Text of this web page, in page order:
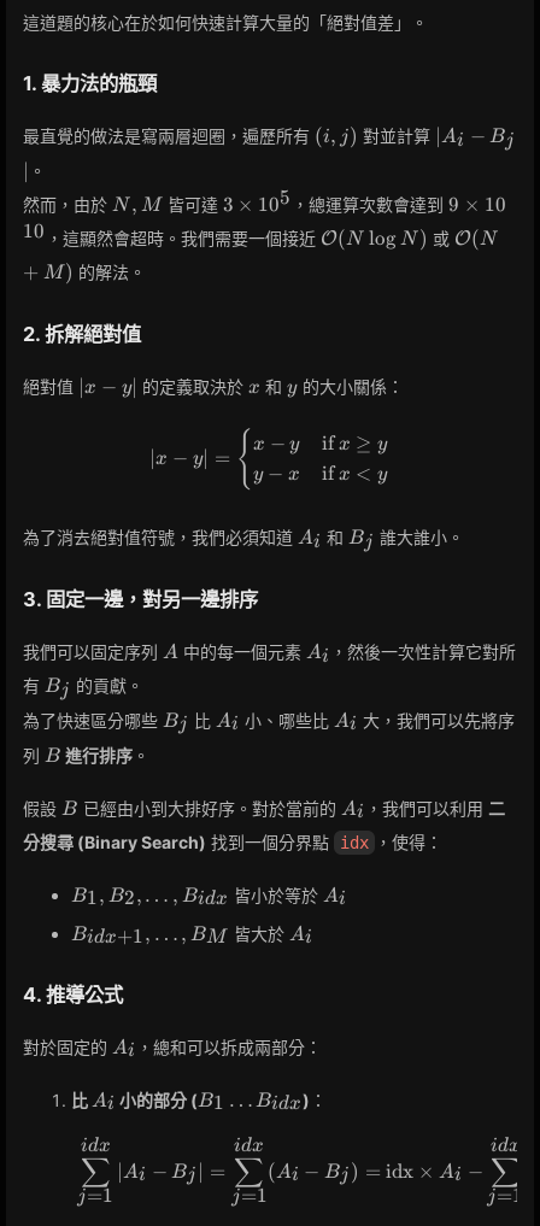
這道題的核心在於如何快速計算大量的「絕對值差」。
1. 暴力法的瓶頸
最直覺的做法是寫兩層迴圈，遍歷所有 (i,
(i, j) 對並計算 |A_i
Ai − Bj
。
然而，由於 N,
M
N , M皆可達 3
\times
10^5
3 × 105 ，總運算次數會達到 9 \times
10^{10}
9 × 10
10 ，這顯然會超時。我們需要一個接近 \mathcal{O}
O(N log N ) 或 O(N
+ M) 的解法。
2. 拆解絕對值
絕對值 |x
-
∣x − y∣ 的定義取決於x
x 和y
y的大小關係：
|x - y| = \begin{cases} x -
∣x − y∣ = { x − y
y − x
ifx ≥ y
ifx < y
為了消去絕對值符號，我們必須知道 A_i
Ai 和 B_j
Bj 誰大誰小。
3. 固定一邊，對另一邊排序
我們可以固定序列 A
A 中的每一個元素 A_i
Ai ，然後一次性計算它對所
有 B_j
Bj 的貢獻。
為了快速區分哪些 B_j
Bj 比 A_i
Ai 小、哪些比 A_i
Ai 大，我們可以先將序
列 B
B 進行排序。
假設 B
B 已經由小到大排好序。對於當前的 A_i
Ai ，我們可以利用 二
分搜尋 (Binary Search) 找到一個分界點 idx ，使得：
B_1,
\dots,
B1, B2, … , Bidx 皆小於等於 A_i
Ai
B_{idx+1},
\dots, B_M
Bidx+1, … , BM 皆大於 A_i
Ai
4. 推導公式
對於固定的 A_i
Ai ，總和可以拆成兩部分：
比 A_i
Ai 小的部分 ( B_1
B_{idx}
B1 … Bidx) ：
\sum_{j=1}^{idx} |A_i -
j=1
∑
idx
∣Ai − Bj ∣ =
j=1
∑
idx
(Ai − Bj) = idx × Ai −
j=1
∑
idx